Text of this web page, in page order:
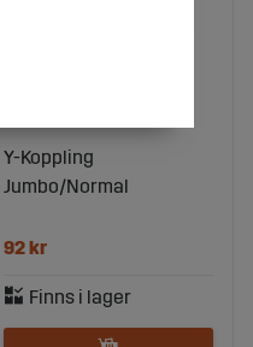
Y-Koppling
Jumbo/Normal
92 kr